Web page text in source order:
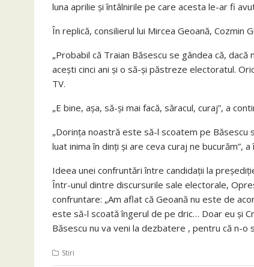
luna aprilie şi întâlnirile pe care acesta le-ar fi
În replică, consilierul lui Mircea Geoană, Cozmin
„Probabil că Traian Băsescu se gândea că,
aceşti cinci ani şi o să-şi păstreze electoratul.
TV.
„E bine, aşa, să-şi mai facă, săracul, curaj”, a
„Dorinţa noastră este să-l scoatem pe Băsescu
luat inima în dinţi şi are ceva curaj ne bucurăm”, a
Ideea unei confruntări între candidaţii la
Într-unul dintre discursurile sale electorale,
confruntare: „Am aflat că Geoană nu este de
este să-l scoată îngerul de pe dric… Doar eu şi
Băsescu nu va veni la dezbatere , pentru că n-o
Stiri